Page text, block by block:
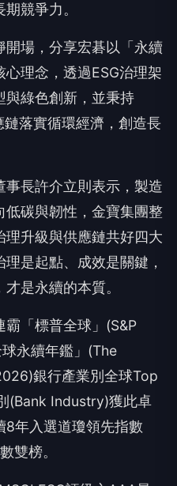
競爭力。
場，分享宏碁以「永續
理念，透過ESG治理架
與綠色創新，並秉持
落實循環經濟，創造長
長許介立則表示，製造
碳與韌性，金寶集團整
升級與供應鏈共好四大
是起點、成效是關鍵，
是永續的本質。
「標普全球」(S&P
永續年鑑」(The
銀行產業別全球Top
(Bank Industry)獲此卓
8年入選道瓊領先指數
雙榜。